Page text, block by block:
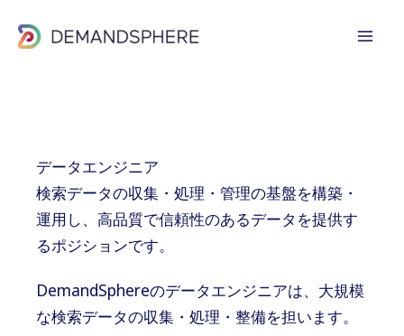
データエンジニア
検索データの収集・処理・管理の基盤を構築・
運用し、高品質で信頼性のあるデータを提供す
るポジションです。
DemandSphereのデータエンジニアは、大規模
な検索データの収集・処理・整備を担います。